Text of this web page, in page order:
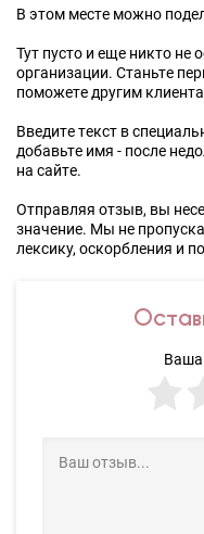
В этом месте можно
Тут пусто и еще никто не
организации. Станьте
поможете другим
Введите текст в
добавьте имя - после
на сайте.
Отправляя отзыв, вы
значение. Мы не
лексику, оскорбления и
Ваша